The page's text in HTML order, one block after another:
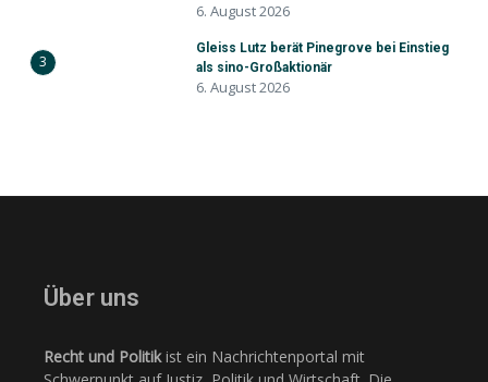
6. August 2026
3
Gleiss Lutz berät Pinegrove bei Einstieg
als sino-Großaktionär
6. August 2026
Über uns
Recht und Politikist ein Nachrichtenportal mit